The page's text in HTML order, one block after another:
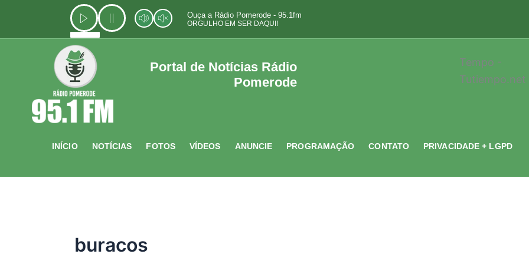
o
Ouça a Rádio Pomerode - 95.1fm
ORGULHO EM SER DAQUI!
Portal de Notícias Rádio
Pomerode
Tempo -
Tutiempo.net
INÍCIO NOTÍCIAS FOTOS VÍDEOS ANUNCIE PROGRAMAÇÃO CONTATO PRIVACIDADE + LGPD
buracos